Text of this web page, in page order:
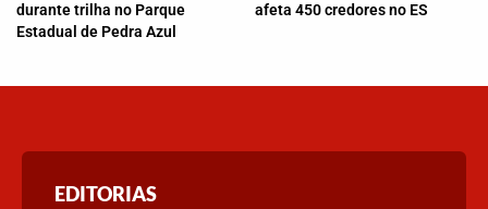
durante trilha no Parque
Estadual de Pedra Azul
afeta 450 credores no ES
EDITORIAS